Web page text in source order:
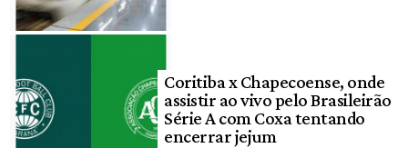
Coritiba x Chapecoense, onde
assistir ao vivo pelo Brasileirão
Série A com Coxa tentando
encerrar jejum